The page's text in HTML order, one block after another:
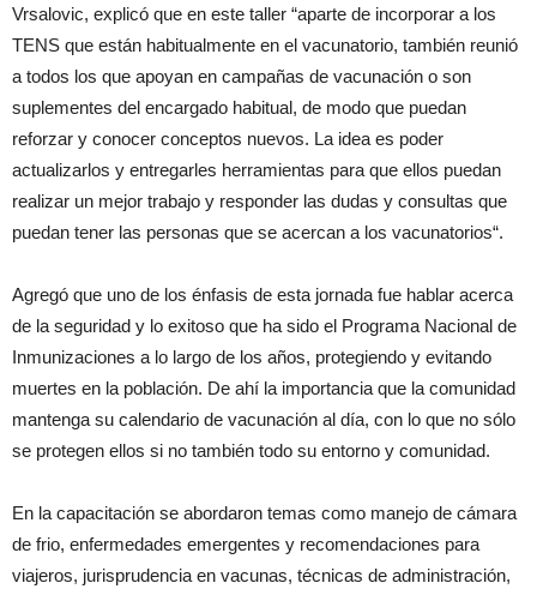
Vrsalovic, explicó que en este taller “aparte de incorporar a los
TENS que están habitualmente en el vacunatorio, también reunió
a todos los que apoyan en campañas de vacunación o son
suplementes del encargado habitual, de modo que puedan
reforzar y conocer conceptos nuevos. La idea es poder
actualizarlos y entregarles herramientas para que ellos puedan
realizar un mejor trabajo y responder las dudas y consultas que
puedan tener las personas que se acercan a los vacunatorios“.
Agregó que uno de los énfasis de esta jornada fue hablar acerca
de la seguridad y lo exitoso que ha sido el Programa Nacional de
Inmunizaciones a lo largo de los años, protegiendo y evitando
muertes en la población. De ahí la importancia que la comunidad
mantenga su calendario de vacunación al día, con lo que no sólo
se protegen ellos si no también todo su entorno y comunidad.
En la capacitación se abordaron temas como manejo de cámara
de frio, enfermedades emergentes y recomendaciones para
viajeros, jurisprudencia en vacunas, técnicas de administración,